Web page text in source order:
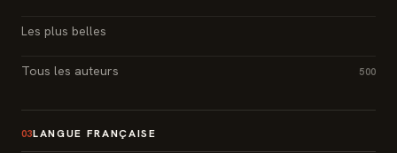
Les plus belles
Tous les auteurs 500
03LANGUE FRANÇAISE